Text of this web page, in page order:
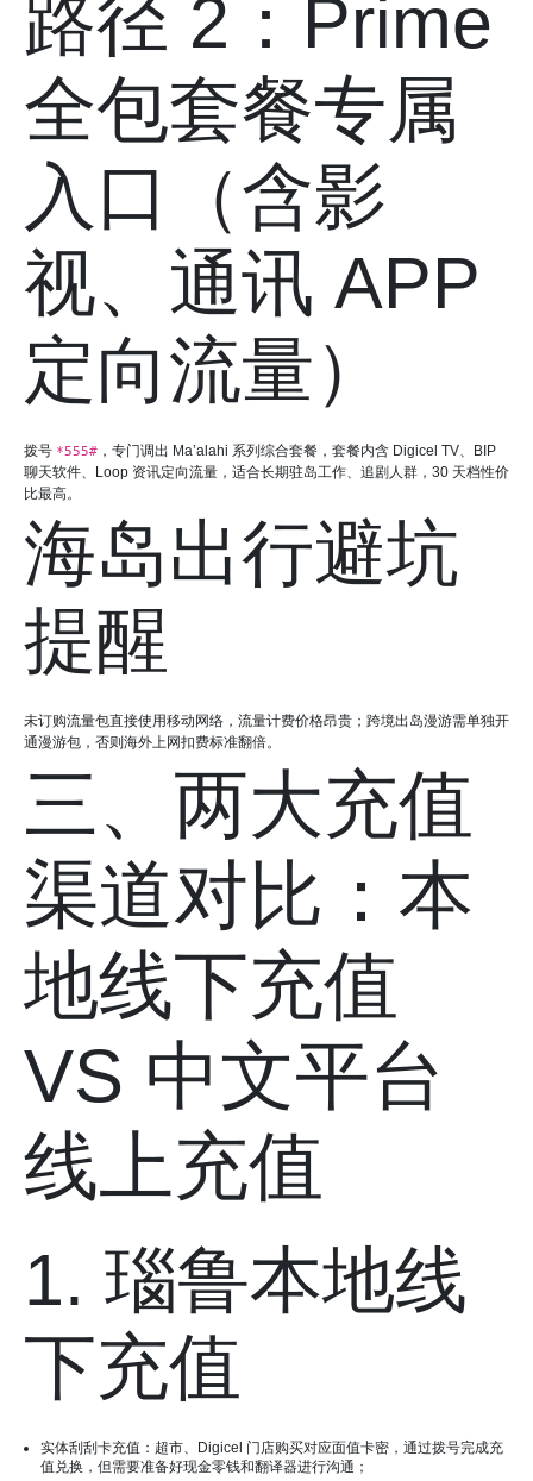
路径 2：Prime
全包套餐专属
入口（含影
视、通讯 APP
定向流量）
拨号 *555# ，专门调出 Ma’alahi 系列综合套餐，套餐内含 Digicel TV、BIP
聊天软件、Loop 资讯定向流量，适合长期驻岛工作、追剧人群，30 天档性价
比最高。
海岛出行避坑
提醒
未订购流量包直接使用移动网络，流量计费价格昂贵；跨境出岛漫游需单独开
通漫游包，否则海外上网扣费标准翻倍。
三、两大充值
渠道对比：本
地线下充值
VS 中文平台
线上充值
1. 瑙鲁本地线
下充值
实体刮刮卡充值：超市、Digicel 门店购买对应面值卡密，通过拨号完成充
值兑换，但需要准备好现金零钱和翻译器进行沟通；